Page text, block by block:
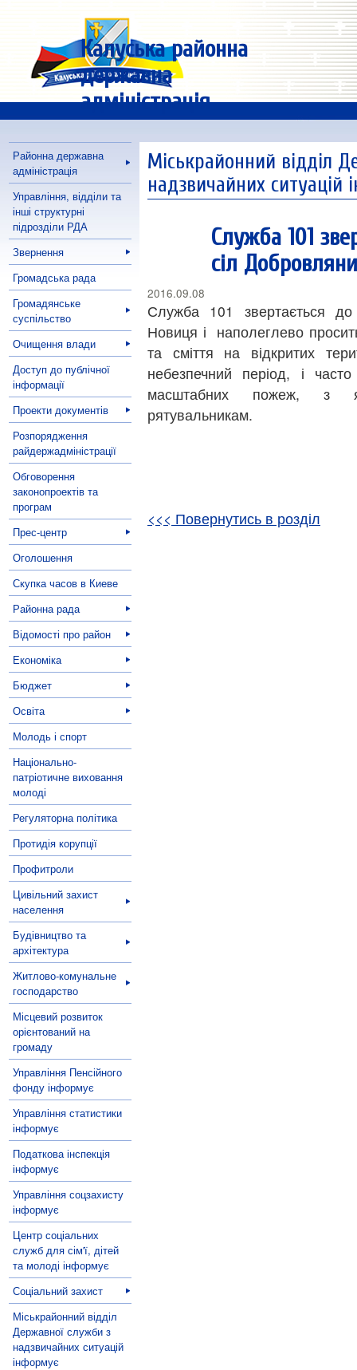
Калуська районна
державна
адміністрація
Районна державна
адміністрація
Управління, відділи та
інші структурні
підрозділи РДА
Звернення
Громадська рада
Громадянське
суспільство
Очищення влади
Доступ до публічної
інформації
Проекти документів
Розпорядження
райдержадміністрації
Обговорення
законопроектів та
програм
Прес-центр
Оголошення
Скупка часов в Киеве
Районна рада
Відомості про район
Економіка
Бюджет
Освіта
Молодь і спорт
Національно-
патріотичне виховання
молоді
Регуляторна політика
Протидія корупції
Профитроли
Цивільний захист
населення
Будівництво та
архітектура
Житлово-комунальне
господарство
Місцевий розвиток
орієнтований на
громаду
Управління Пенсійного
фонду інформує
Управління статистики
інформує
Податкова інспекція
інформує
Управління соцзахисту
інформує
Центр соціальних
служб для сім'ї, дітей
та молоді інформує
Соціальний захист
Міськрайонний відділ
Державної служби з
надзвичайних ситуацій
інформує
Міськрайонний відділ
надзвичайних ситуацій
Служба 101
сіл
2016.09.08
Служба 101 звертається
Новиця і наполеглево
та сміття на відкритих
небезпечний період, і
масштабних пожеж, з
рятувальникам.
<<< Повернутись в розділ